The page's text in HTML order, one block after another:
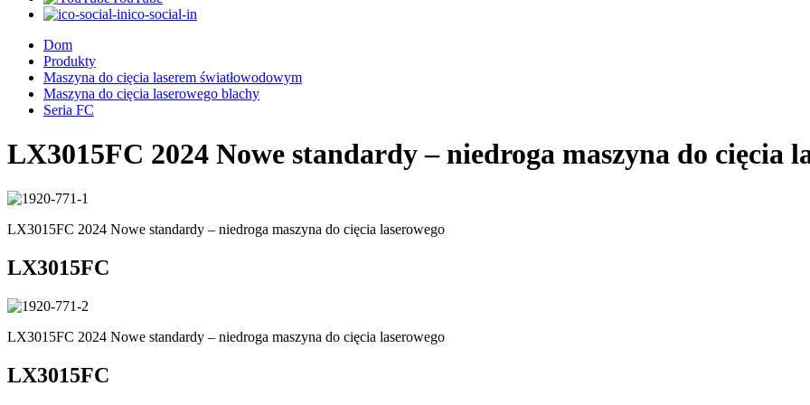
ico-social-in
Dom
Produkty
Maszyna do cięcia laserem światłowodowym
Maszyna do cięcia laserowego blachy
Seria FC
LX3015FC 2024 Nowe standardy – niedroga maszyna do cięcia
LX3015FC 2024 Nowe standardy – niedroga maszyna do cięcia laserowego
LX3015FC
LX3015FC 2024 Nowe standardy – niedroga maszyna do cięcia laserowego
LX3015FC